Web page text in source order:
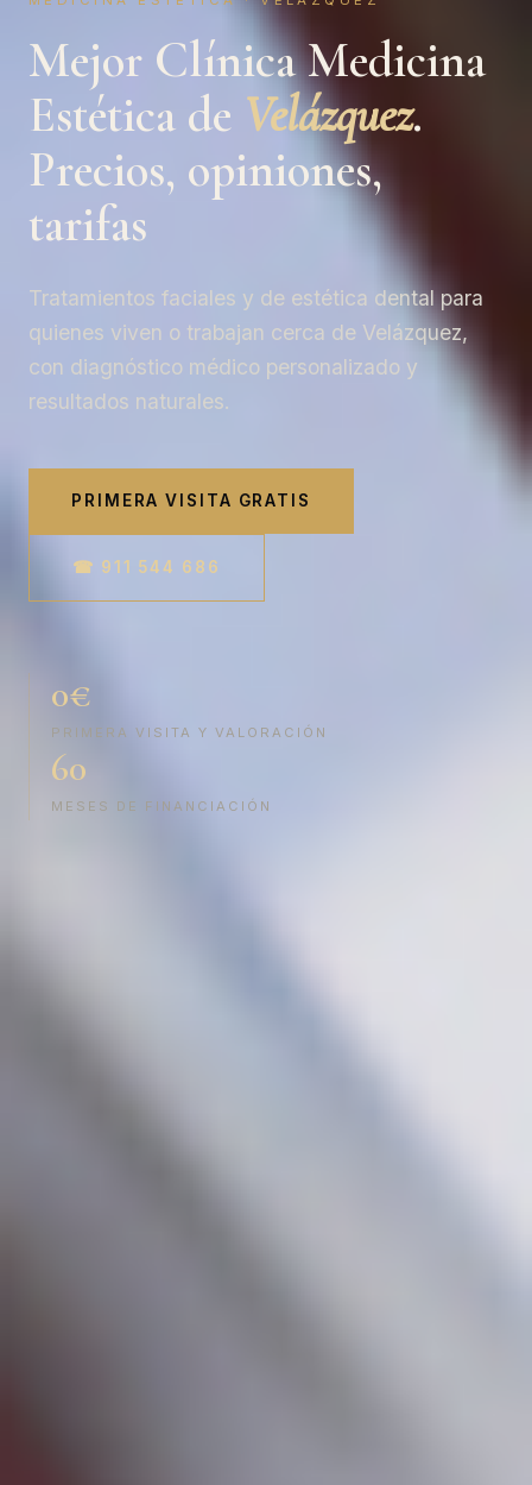
Mejor Clínica Medicina
Estética de Velázquez.
Precios, opiniones,
tarifas
Tratamientos faciales y de estética dental para
quienes viven o trabajan cerca de Velázquez,
con diagnóstico médico personalizado y
resultados naturales.
PRIMERA VISITA GRATIS
☎ 911 544 686
0€
PRIMERA VISITA Y VALORACIÓN
60
MESES DE FINANCIACIÓN